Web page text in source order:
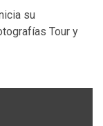
su
Tour y